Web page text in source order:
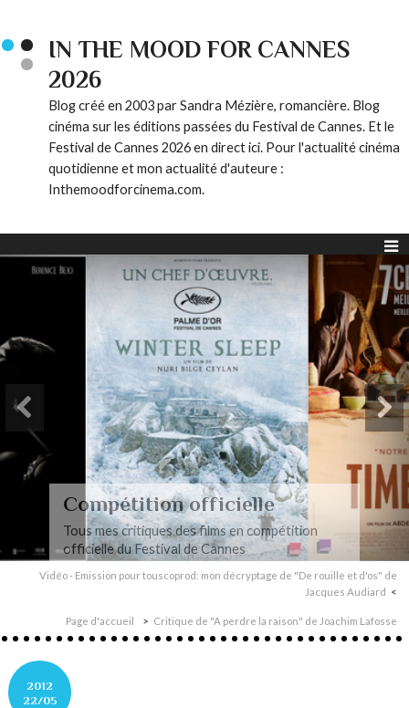
IN THE MOOD FOR CANNES
2026
Blog créé en 2003 par Sandra Mézière, romancière. Blog
cinéma sur les éditions passées du Festival de Cannes. Et le
Festival de Cannes 2026 en direct ici. Pour l'actualité cinéma
quotidienne et mon actualité d'auteure :
Inthemoodforcinema.com.
Compétition officielle
Tous mes critiques des films en compétition
officielle du Festival de Cannes
Vidéo - Emission pour touscoprod: mon décryptage de "De rouille et d'os" de
Jacques Audiard
Page d'accueil Critique de "A perdre la raison" de Joachim Lafosse
2012
22/05